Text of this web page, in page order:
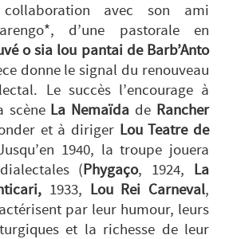
avec son ami
d’une pastorale en
o sia lou pantai de Barb’Anto
donne le signal du renouveau
Le succès l’encourage à
scène La Nemaïda de Rancher
et à diriger Lou Teatre de
1940, la troupe jouera
(Phygaço, 1924, La
1933, Lou Rei Carneval,
par leur humour, leurs
et la richesse de leur